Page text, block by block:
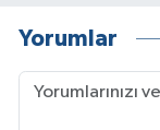
Yorumlar